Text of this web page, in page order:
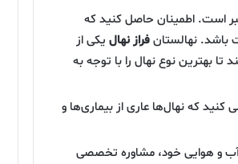
است. اطمینان حاصل کنید که
باشد. نهالستانفراز نهال یکی از
بهترین نوع نهال را با توجه به
که نهال‌ها عاری از بیماری‌ها و
آب و هوایی خود، مشاوره تخصصی